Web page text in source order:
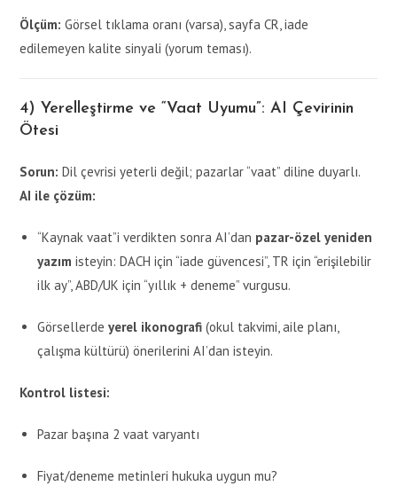
Ölçüm: Görsel tıklama oranı (varsa), sayfa CR, iade
edilemeyen kalite sinyali (yorum teması).
4) Yerelleştirme ve “Vaat Uyumu”: AI Çevirinin
Ötesi
Sorun: Dil çevrisi yeterli değil; pazarlar “vaat” diline duyarlı.
AI ile çözüm:
“Kaynak vaat”i verdikten sonra AI’dan pazar-özel yeniden
yazım isteyin: DACH için “iade güvencesi”, TR için “erişilebilir
ilk ay”, ABD/UK için “yıllık + deneme” vurgusu.
Görsellerdeyerel ikonografi (okul takvimi, aile planı,
çalışma kültürü) önerilerini AI’dan isteyin.
Kontrol listesi:
Pazar başına 2 vaat varyantı
Fiyat/deneme metinleri hukuka uygun mu?